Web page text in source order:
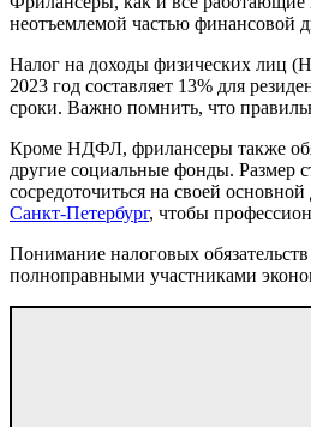
неотъемлемой частью финансовой
Налог на доходы физических лиц
2023 год составляет 13% для
сроки. Важно помнить, что
Кроме НДФЛ, фрилансеры также
другие социальные фонды. Размер
сосредоточиться на своей
Санкт-Петербург, чтобы
Понимание налоговых
полноправными участниками